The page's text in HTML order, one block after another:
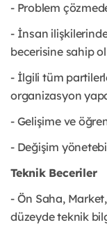
- Problem
- İnsan
becerisine sahip
- İlgili tüm
organizasyon
- Gelişime ve
- Değişim
Teknik Beceriler
- Ön Saha,
düzeyde teknik